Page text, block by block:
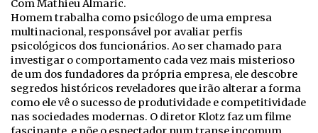
Com Mathieu Almaric.
Homem trabalha como psicólogo de uma empresa
multinacional, responsável por avaliar perfis
psicológicos dos funcionários. Ao ser chamado para
investigar o comportamento cada vez mais misterioso
de um dos fundadores da própria empresa, ele descobre
segredos históricos reveladores que irão alterar a forma
como ele vê o sucesso de produtividade e competitividade
nas sociedades modernas. O diretor Klotz faz um filme